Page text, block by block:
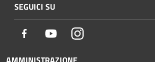
SEGUICI SU
Facebook YoutubeInstagram